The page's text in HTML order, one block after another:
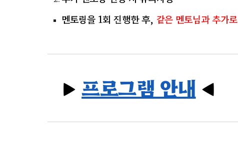
멘토링을 1회 진행한 후, 같은 멘토님과 추가
▶프로그램 안내 ◀